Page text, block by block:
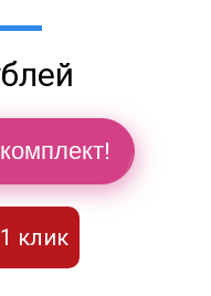
клик